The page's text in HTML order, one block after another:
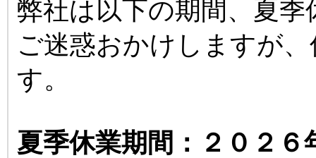
弊社は以下の期間、夏
ご迷惑おかけしますが
す。
夏季休業期間：２０２